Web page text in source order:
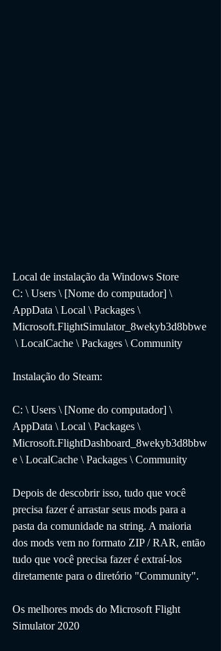
Local de instalação da Windows Store
C: \ Users \ [Nome do computador] \
AppData \ Local \ Packages \
Microsoft.FlightSimulator_8wekyb3d8bbwe
\ LocalCache \ Packages \ Community
Instalação do Steam:
C: \ Users \ [Nome do computador] \
AppData \ Local \ Packages \
Microsoft.FlightDashboard_8wekyb3d8bbw
e \ LocalCache \ Packages \ Community
Depois de descobrir isso, tudo que você
precisa fazer é arrastar seus mods para a
pasta da comunidade na string. A maioria
dos mods vem no formato ZIP / RAR, então
tudo que você precisa fazer é extraí-los
diretamente para o diretório "Community".
Os melhores mods do Microsoft Flight
Simulator 2020